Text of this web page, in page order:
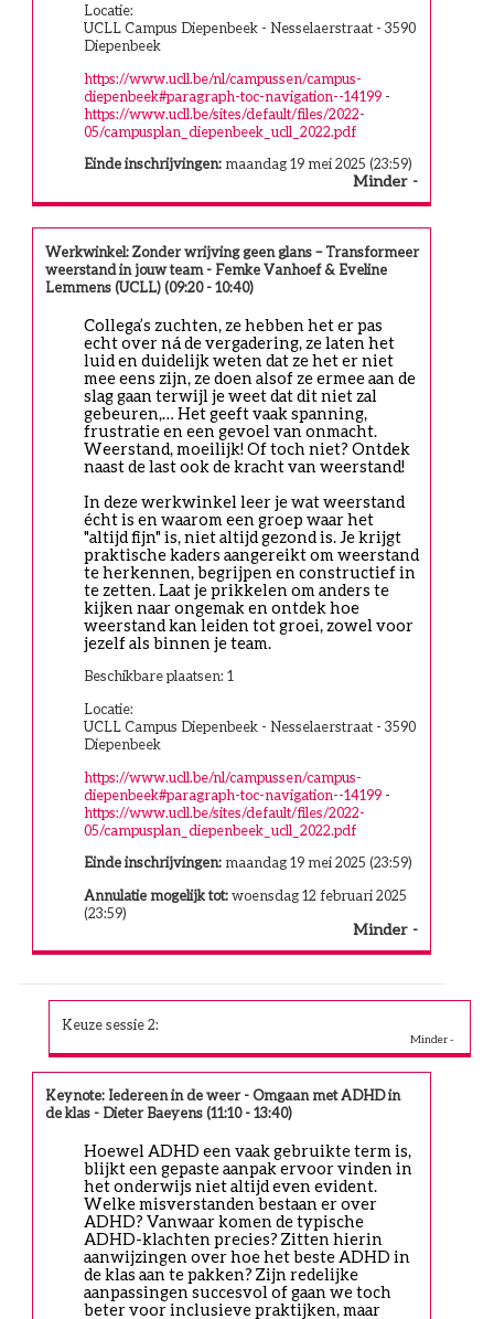
Minder
Locatie:
UCLL Campus Diepenbeek - Nesselaerstraat - 3590
Diepenbeek
https://www.ucll.be/nl/campussen/campus-
diepenbeek#paragraph-toc-navigation--14199-
https://www.ucll.be/sites/default/files/2022-
05/campusplan_diepenbeek_ucll_2022.pdf
Einde inschrijvingen: maandag 19 mei 2025 (23:59)
Werkwinkel: Zonder wrijving geen glans – Transformeer
weerstand in jouw team - Femke Vanhoef & Eveline
Lemmens (UCLL) (09:20 - 10:40)
Minder
Collega’s zuchten, ze hebben het er pas
echt over ná de vergadering, ze laten het
luid en duidelijk weten dat ze het er niet
mee eens zijn, ze doen alsof ze ermee aan de
slag gaan terwijl je weet dat dit niet zal
gebeuren,… Het geeft vaak spanning,
frustratie en een gevoel van onmacht.
Weerstand, moeilijk! Of toch niet? Ontdek
naast de last ook de kracht van weerstand!
In deze werkwinkel leer je wat weerstand
écht is en waarom een groep waar het
"altijd fijn" is, niet altijd gezond is. Je krijgt
praktische kaders aangereikt om weerstand
te herkennen, begrijpen en constructief in
te zetten. Laat je prikkelen om anders te
kijken naar ongemak en ontdek hoe
weerstand kan leiden tot groei, zowel voor
jezelf als binnen je team.
Beschikbare plaatsen: 1
Locatie:
UCLL Campus Diepenbeek - Nesselaerstraat - 3590
Diepenbeek
https://www.ucll.be/nl/campussen/campus-
diepenbeek#paragraph-toc-navigation--14199-
https://www.ucll.be/sites/default/files/2022-
05/campusplan_diepenbeek_ucll_2022.pdf
Einde inschrijvingen: maandag 19 mei 2025 (23:59)
Annulatie mogelijk tot:woensdag 12 februari 2025
(23:59)
Keuze sessie 2:
Keynote: Iedereen in de weer - Omgaan met ADHD in
de klas - Dieter Baeyens (11:10 - 13:40)
Hoewel ADHD een vaak gebruikte term is,
blijkt een gepaste aanpak ervoor vinden in
het onderwijs niet altijd even evident.
Welke misverstanden bestaan er over
ADHD? Vanwaar komen de typische
ADHD-klachten precies? Zitten hierin
aanwijzingen over hoe het beste ADHD in
de klas aan te pakken? Zijn redelijke
aanpassingen succesvol of gaan we toch
beter voor inclusieve praktijken, maar